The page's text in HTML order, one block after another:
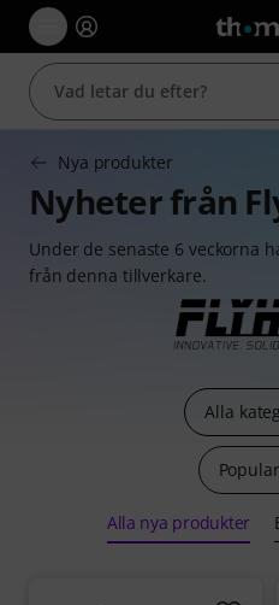
Nya produkter
Nyheter från
Under de senaste 6 veckorna
från denna tillverkare.
Alla
Alla nya produkter